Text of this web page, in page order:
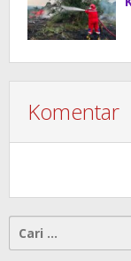
Komentar
untuk: